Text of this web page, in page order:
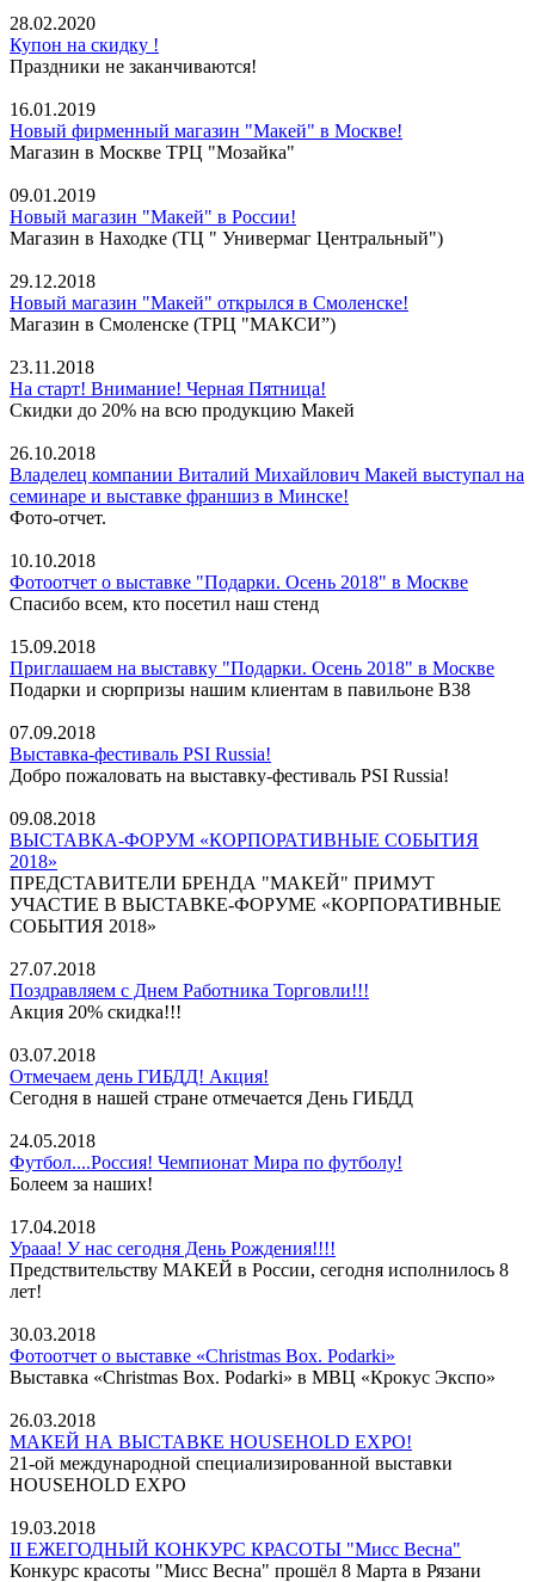
28.02.2020
Купон на скидку !
Праздники не заканчиваются!
16.01.2019
Новый фирменный магазин "Макей" в Москве!
Магазин в Москве ТРЦ "Мозайка"
09.01.2019
Новый магазин "Макей" в России!
Магазин в Находке (ТЦ " Универмаг Центральный")
29.12.2018
Новый магазин "Макей" открылся в Смоленске!
Магазин в Смоленске (ТРЦ "МАКСИ”)
23.11.2018
На старт! Внимание! Черная Пятница!
Скидки до 20% на всю продукцию Макей
26.10.2018
Владелец компании Виталий Михайлович Макей выступал на
семинаре и выставке франшиз в Минске!
Фото-отчет.
10.10.2018
Фотоотчет о выставке "Подарки. Осень 2018" в Москве
Спасибо всем, кто посетил наш стенд
15.09.2018
Приглашаем на выставку "Подарки. Осень 2018" в Москве
Подарки и сюрпризы нашим клиентам в павильоне В38
07.09.2018
Выставка-фестиваль PSI Russia!
Добро пожаловать на выставку-фестиваль PSI Russia!
09.08.2018
ВЫСТАВКА-ФОРУМ «КОРПОРАТИВНЫЕ СОБЫТИЯ
2018»
ПРЕДСТАВИТЕЛИ БРЕНДА "МАКЕЙ" ПРИМУТ
УЧАСТИЕ В ВЫСТАВКЕ-ФОРУМЕ «КОРПОРАТИВНЫЕ
СОБЫТИЯ 2018»
27.07.2018
Поздравляем с Днем Работника Торговли!!!
Акция 20% скидка!!!
03.07.2018
Отмечаем день ГИБДД! Акция!
Сегодня в нашей стране отмечается День ГИБДД
24.05.2018
Футбол....Россия! Чемпионат Мира по футболу!
Болеем за наших!
17.04.2018
Урааа! У нас сегодня День Рождения!!!!
Предствительству МАКЕЙ в России, сегодня исполнилось 8
лет!
30.03.2018
Фотоотчет о выставке «Christmas Box. Podarki»
Выставка «Christmas Box. Podarki» в МВЦ «Крокус Экспо»
26.03.2018
МАКЕЙ НА ВЫСТАВКЕ HOUSEHOLD EXPO!
21-ой международной специализированной выставки
HOUSEHOLD EXPO
19.03.2018
II ЕЖЕГОДНЫЙ КОНКУРС КРАСОТЫ "Мисс Весна"
Конкурс красоты "Мисс Весна" прошёл 8 Марта в Рязани